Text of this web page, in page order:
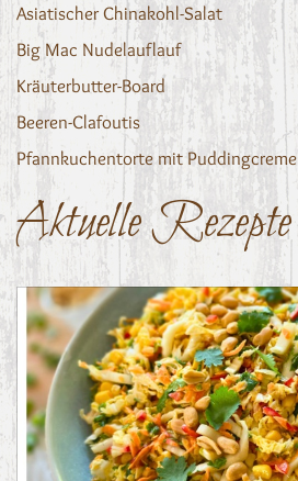
Asiatischer Chinakohl-Salat
Big Mac Nudelauflauf
Kräuterbutter-Board
Beeren-Clafoutis
Pfannkuchentorte mit Puddingcreme
Aktuelle Rezepte